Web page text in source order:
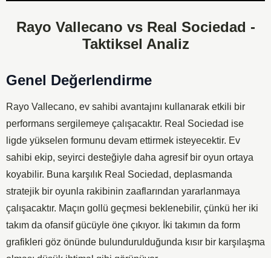
Rayo Vallecano vs Real Sociedad -
Taktiksel Analiz
Genel Değerlendirme
Rayo Vallecano, ev sahibi avantajını kullanarak etkili bir
performans sergilemeye çalışacaktır. Real Sociedad ise
ligde yükselen formunu devam ettirmek isteyecektir. Ev
sahibi ekip, seyirci desteğiyle daha agresif bir oyun ortaya
koyabilir. Buna karşılık Real Sociedad, deplasmanda
stratejik bir oyunla rakibinin zaaflarından yararlanmaya
çalışacaktır. Maçın gollü geçmesi beklenebilir, çünkü her iki
takım da ofansif gücüyle öne çıkıyor. İki takımın da form
grafikleri göz önünde bulundurulduğunda kısır bir karşılaşma